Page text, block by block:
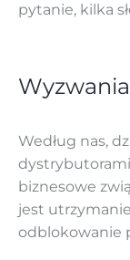
pytanie, kilka
Według nas,
biznesowe
jest
odblokowanie